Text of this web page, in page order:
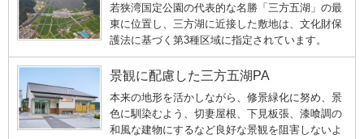
若狭湾国定公園の代表的な名勝「三方五湖」の最
東に位置し、三方湖に近接した敷地は、文化財保
護法に基づく第3種区域に指定されています。
景観に配慮した三方五湖PA
本来の地形を活かしながら、修景緑化に努め、景
色に馴染むよう、切妻屋根、下見板張、漆喰調の
和風な建物にするなど良好な景観を阻害しないよ